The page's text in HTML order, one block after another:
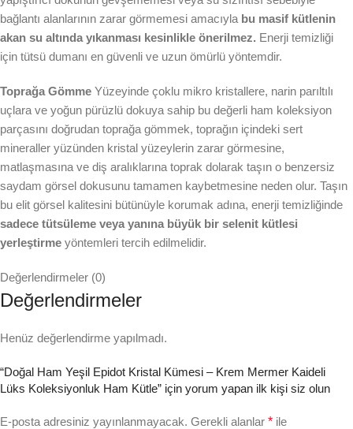
bağlantı alanlarının zarar görmemesi amacıyla bu masif kütlenin
akan su altında yıkanması kesinlikle önerilmez. Enerji temizliği
için tütsü dumanı en güvenli ve uzun ömürlü yöntemdir.
Toprağa Gömme Yüzeyinde çoklu mikro kristallere, narin parıltılı
uçlara ve yoğun pürüzlü dokuya sahip bu değerli ham koleksiyon
parçasını doğrudan toprağa gömmek, toprağın içindeki sert
mineraller yüzünden kristal yüzeylerin zarar görmesine,
matlaşmasına ve diş aralıklarına toprak dolarak taşın o benzersiz
saydam görsel dokusunu tamamen kaybetmesine neden olur. Taşın
bu elit görsel kalitesini bütünüyle korumak adına, enerji temizliğinde
sadece tütsüleme veya yanına büyük bir selenit kütlesi
yerleştirme yöntemleri tercih edilmelidir.
Değerlendirmeler (0)
Değerlendirmeler
Henüz değerlendirme yapılmadı.
“Doğal Ham Yeşil Epidot Kristal Kümesi – Krem Mermer Kaideli
Lüks Koleksiyonluk Ham Kütle” için yorum yapan ilk kişi siz olun
E-posta adresiniz yayınlanmayacak. Gerekli alanlar * ile